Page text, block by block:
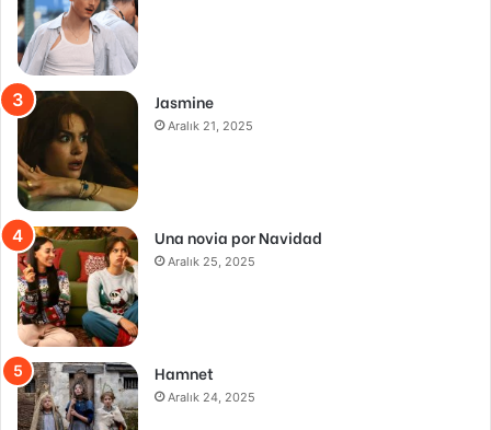
Jasmine
Aralık 21, 2025
Una novia por Navidad
Aralık 25, 2025
Hamnet
Aralık 24, 2025